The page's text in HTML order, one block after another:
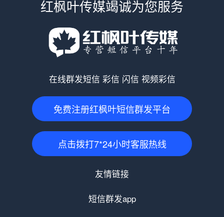
红枫叶传媒竭诚为您服务
在线群发短信 彩信 闪信 视频彩信
免费注册红枫叶短信群发平台
点击拨打7*24小时客服热线
友情链接
短信群发app